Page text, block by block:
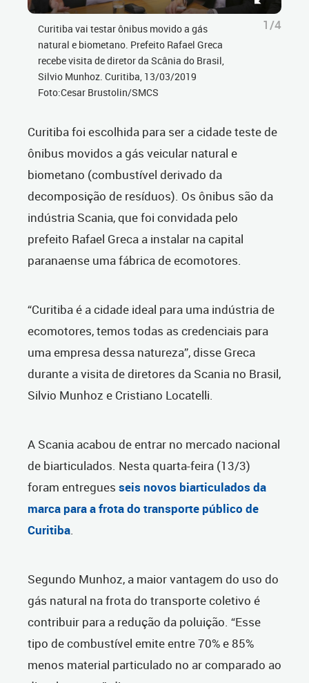
Curitiba vai testar ônibus movido a gás
natural e biometano. Prefeito Rafael Greca
recebe visita de diretor da Scânia do Brasil,
Silvio Munhoz. Curitiba, 13/03/2019
Foto:Cesar Brustolin/SMCS
1/4
Curitiba foi escolhida para ser a cidade teste de
ônibus movidos a gás veicular natural e
biometano (combustível derivado da
decomposição de resíduos). Os ônibus são da
indústria Scania, que foi convidada pelo
prefeito Rafael Greca a instalar na capital
paranaense uma fábrica de ecomotores.
“Curitiba é a cidade ideal para uma indústria de
ecomotores, temos todas as credenciais para
uma empresa dessa natureza”, disse Greca
durante a visita de diretores da Scania no Brasil,
Silvio Munhoz e Cristiano Locatelli.
A Scania acabou de entrar no mercado nacional
de biarticulados. Nesta quarta-feira (13/3)
foram entregues seis novos biarticulados da
marca para a frota do transporte público de
Curitiba.
Segundo Munhoz, a maior vantagem do uso do
gás natural na frota do transporte coletivo é
contribuir para a redução da poluição. “Esse
tipo de combustível emite entre 70% e 85%
menos material particulado no ar comparado ao